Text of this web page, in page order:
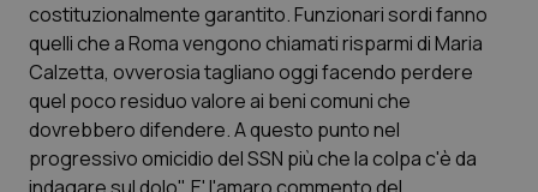
Professionisti Sanitari.AI
Abruzzo
Basilicata
QS Pro Gold
Artrite & artrosi
QS Club Newsletter
costituzionalmente garantito. Funzionari sordi fanno
quelli che a Roma vengono chiamati risparmi di Maria
Calzetta, ovverosia tagliano oggi facendo perdere
quel poco residuo valore ai beni comuni che
dovrebbero difendere. A questo punto nel
progressivo omicidio del SSN più che la colpa c'è da